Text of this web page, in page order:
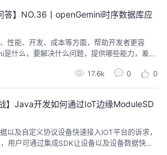
答】NO.36丨openGemini时序数据库应
性能、开发、成本等方面，帮助开发者更容
什么，要解决什么问题，提供哪些能力，差异
17.6k 0 0
】Java开发如何通过IoT边缘ModuleSD
以及自定义协议设备快速接入IOT平台的诉求，
用户可通过集成SDK让设备以及设备数据快速